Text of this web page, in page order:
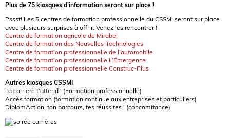
Plus de 75 kiosques d’information seront sur place !
Pssst! Les 5 centres de formation professionnelle du CSSMI seront sur place
avec plusieurs surprises à offrir. Venez les rencontrer !
Centre de formation agricole de Mirabel
Centre de formation des Nouvelles-Technologies
Centre de formation professionnelle de l’automobile
Centre de formation professionnelle L’Émergence
Centre de formation professionnelle Construc-Plus
Autres kiosques CSSMI
Ta carrière t’attend ! (Formation professionnelle)
Accès formation (formation continue aux entreprises et particuliers)
DiplomAction, ton parcours, tes réussites ! (concomitance)